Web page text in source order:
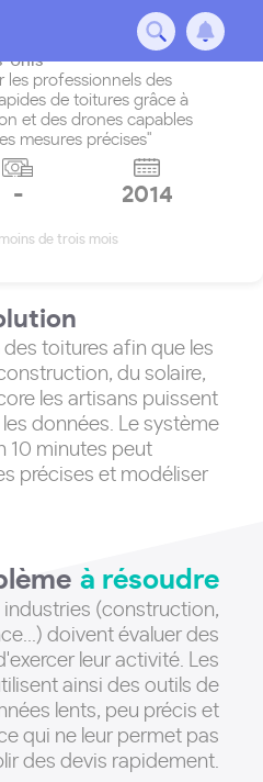
Unis
les professionnels des
de toitures grâce à
et des drones capables
mesures précises"
- 2014
de trois mois
toitures afin que les
du solaire,
les artisans puissent
données. Le système
10 minutes peut
précises et modéliser
à résoudre
...) doivent évaluer des
leur activité. Les
ainsi des outils de
lents, peu précis et
qui ne leur permet pas
des devis rapidement.